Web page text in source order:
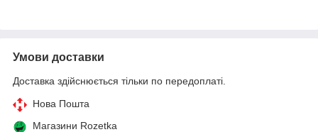
Умови доставки
Доставка здійснюється тільки по передоплаті.
Нова Пошта
Магазини Rozetka